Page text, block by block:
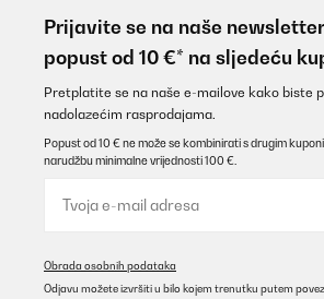
Prijavite se na naše
popust od 10 €* na sljedeću
Pretplatite se na naše e-mailove kako biste
nadolazećim rasprodajama.
Popust od 10 € ne može se kombinirati s drugim
narudžbu minimalne vrijednosti 100 €.
Obrada osobnih podataka
Odjavu možete izvršiti u bilo kojem trenutku putem